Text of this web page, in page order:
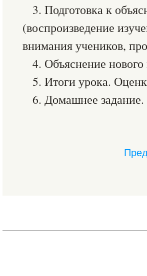
3. Подготовка к
(воспроизведение
внимания учеников,
4. Объяснение нового
5. Итоги урока.
6. Домашнее задание.